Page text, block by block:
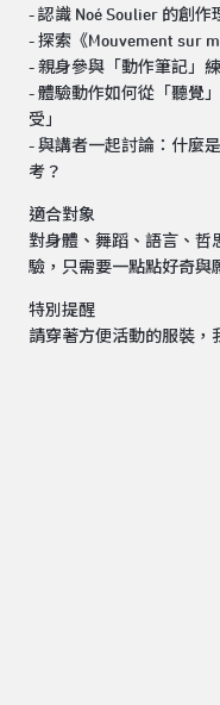
- 認識 Noé Soulier 的創作
- 探索《Mouvement sur
- 親身參與「動作筆記」
- 體驗動作如何從「聽覺
受」
- 與講者一起討論：什麼
考？
適合對象
對身體、舞蹈、語言、哲
驗，只需要一點點好奇與
特別提醒
請穿著方便活動的服裝，